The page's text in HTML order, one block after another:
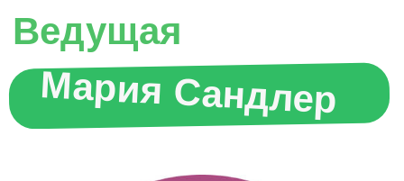
СРАЗУ ПОСЛЕ
РЕГИСТРАЦИИ ВЫ